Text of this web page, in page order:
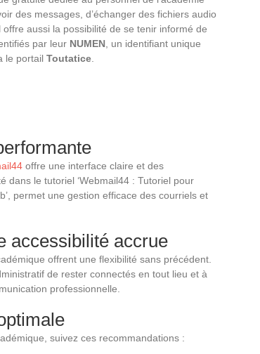
des messages, d’échanger des fichiers audio
aussi la possibilité de se tenir informé de
par leur NUMEN , un identifiant unique
le portail Toutatice
offre une interface claire et des
dans le tutoriel ‘Webmail44 : Tutoriel pour
permet une gestion efficace des courriels et
accessibilité accrue
offrent une flexibilité sans précédent.
de rester connectés en tout lieu et à
professionnelle.
suivez ces recommandations :